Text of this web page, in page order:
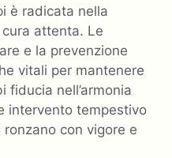
è radicata nella
attenta. Le
e la prevenzione
vitali per mantenere
nell’armonia
intervento tempestivo
con vigore e